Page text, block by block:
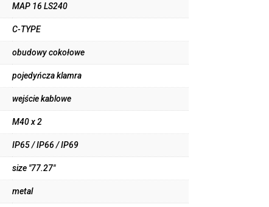
MAP 16 LS240
C-TYPE
obudowy cokołowe
pojedyńcza klamra
wejście kablowe
M40 x 2
IP65 / IP66 / IP69
size "77.27"
metal